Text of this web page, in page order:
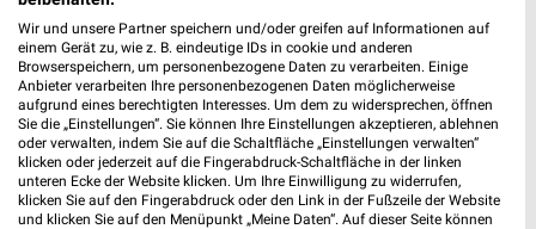
ROFU Prospekt für Rheinstetten ab Mo.
den 27.04.
Sommerkatalog 2026
Gültig von 27. Apr. bis 30. Aug.
📅 Kalendereintrag erstellen
Wir und unsere Partner speichern und/oder greifen auf Informationen auf
einem Gerät zu, wie z. B. eindeutige IDs in cookie und anderen
Browserspeichern, um personenbezogene Daten zu verarbeiten. Einige
Anbieter verarbeiten Ihre personenbezogenen Daten möglicherweise
aufgrund eines berechtigten Interesses. Um dem zu widersprechen, öffnen
Sie die „Einstellungen“. Sie können Ihre Einstellungen akzeptieren, ablehnen
oder verwalten, indem Sie auf die Schaltfläche „Einstellungen verwalten“
klicken oder jederzeit auf die Fingerabdruck-Schaltfläche in der linken
unteren Ecke der Website klicken. Um Ihre Einwilligung zu widerrufen,
klicken Sie auf den Fingerabdruck oder den Link in der Fußzeile der Website
und klicken Sie auf den Menüpunkt „Meine Daten“. Auf dieser Seite können